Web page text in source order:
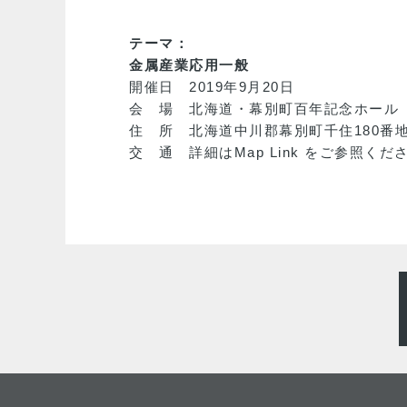
テーマ：
金属産業応用一般
開催日 2019年9月20日
会 場 北海道・幕別町百年記念ホール
住 所 北海道中川郡幕別町千住180番
交 通 詳細は Map Link をご参照くださ